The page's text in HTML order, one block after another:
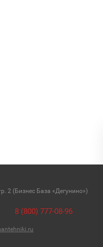
2 (Бизнес База «Дегунино»)
8 (800) 777-08-96